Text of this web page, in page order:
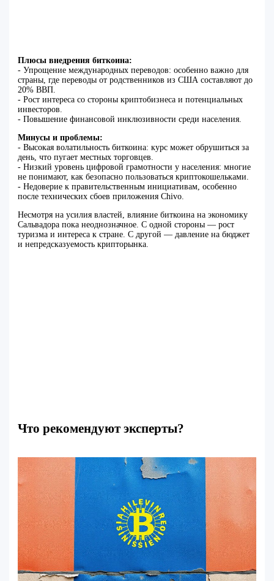
Плюсы внедрения биткоина:
- Упрощение международных переводов: особенно важно для
страны, где переводы от родственников из США составляют до
20% ВВП.
- Рост интереса со стороны криптобизнеса и потенциальных
инвесторов.
- Повышение финансовой инклюзивности среди населения.
Минусы и проблемы:
- Высокая волатильность биткоина: курс может обрушиться за
день, что пугает местных торговцев.
- Низкий уровень цифровой грамотности у населения: многие
не понимают, как безопасно пользоваться криптокошельками.
- Недоверие к правительственным инициативам, особенно
после технических сбоев приложения Chivo.
Несмотря на усилия властей, влияние биткоина на экономику
Сальвадора пока неоднозначное. С одной стороны — рост
туризма и интереса к стране. С другой — давление на бюджет
и непредсказуемость крипторынка.
Что рекомендуют эксперты?